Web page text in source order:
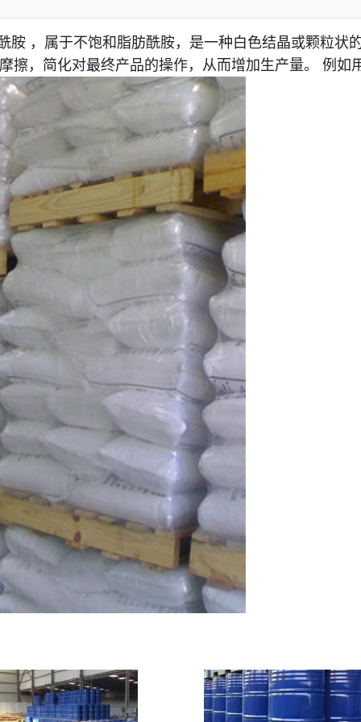
胺 ，属于不饱和脂肪酰胺，是一种白色结晶或颗粒状
擦，简化对最终产品的操作，从而增加生产量。 例如